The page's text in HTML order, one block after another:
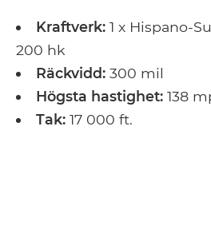
Kraftverk:1 x Hispano-
200 hk
Räckvidd:300 mil
Högsta hastighet:138
Tak:17 000 ft.